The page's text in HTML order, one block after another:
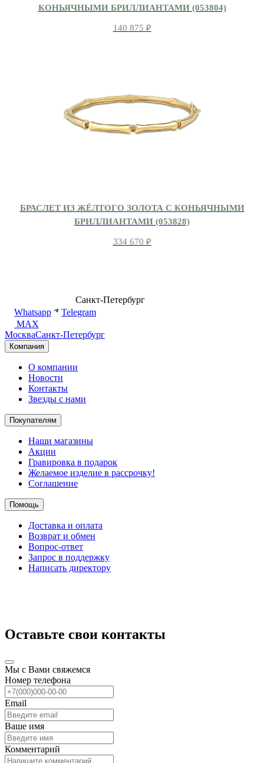
КОНЬЯЧНЫМИ БРИЛЛИАНТАМИ (053804)
140 875 ₽
БРАСЛЕТ ИЗ ЖЁЛТОГО ЗОЛОТА С КОНЬЯЧНЫМИ
БРИЛЛИАНТАМИ (053828)
334 670 ₽
Санкт-Петербург
Whatsapp
Telegram
MAX
МоскваСанкт-Петербург
Компания
О компании
Новости
Контакты
Звезды с нами
Покупателям
Наши магазины
Акции
Гравировка в подарок
Желаемое изделие в рассрочку!
Соглашение
Помощь
Доставка и оплата
Возврат и обмен
Вопрос-ответ
Запрос в поддержку
Написать директору
Оставьте свои контакты
Мы с Вами свяжемся
Номер телефона
Email
Ваше имя
Комментарий